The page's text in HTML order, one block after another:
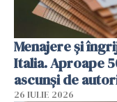
Menajere și
Italia. Aproape
ascunși de
26 IULIE 2026